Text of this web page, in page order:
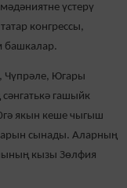
үстерү
конгрессы,
башкалар.
Чүпрәле, Югары
гашыйк
якын кеше чыгыш
сынады. Аларның
кызы Зөлфия